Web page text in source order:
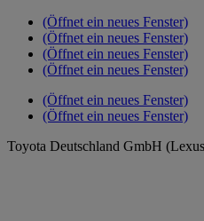
(Öffnet ein neues Fenster)
(Öffnet ein neues Fenster)
(Öffnet ein neues Fenster)
(Öffnet ein neues Fenster)
(Öffnet ein neues Fenster)
(Öffnet ein neues Fenster)
Toyota Deutschland GmbH